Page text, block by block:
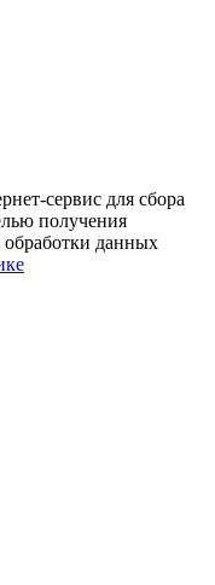
сервис для сбора
получения
данных